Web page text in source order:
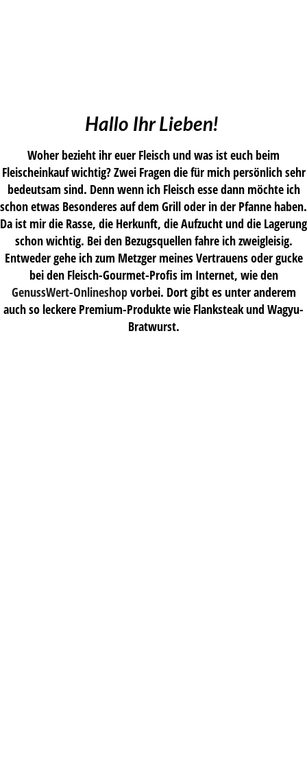
Hallo Ihr Lieben!
Woher bezieht ihr euer Fleisch und was ist euch beim
Fleischeinkauf wichtig? Zwei Fragen die für mich persönlich sehr
bedeutsam sind. Denn wenn ich Fleisch esse dann möchte ich
schon etwas Besonderes auf dem Grill oder in der Pfanne haben.
Da ist mir die Rasse, die Herkunft, die Aufzucht und die Lagerung
schon wichtig. Bei den Bezugsquellen fahre ich zweigleisig.
Entweder gehe ich zum Metzger meines Vertrauens oder gucke
bei den Fleisch-Gourmet-Profis im Internet, wie den
GenussWert-Onlineshopvorbei. Dort gibt es unter anderem
auch so leckere Premium-Produkte wie Flanksteak und Wagyu-
Bratwurst.